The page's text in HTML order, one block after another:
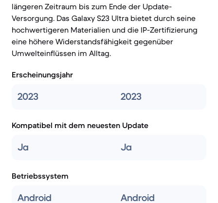
längeren Zeitraum bis zum Ende der Update-
Versorgung. Das Galaxy S23 Ultra bietet durch seine
hochwertigeren Materialien und die IP-Zertifizierung
eine höhere Widerstandsfähigkeit gegenüber
Umwelteinflüssen im Alltag.
Erscheinungsjahr
2023 2023
Kompatibel mit dem neuesten Update
Ja Ja
Betriebssystem
Android Android